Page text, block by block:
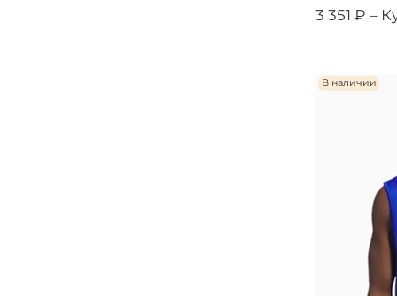
3 351 ₽ –
В наличии